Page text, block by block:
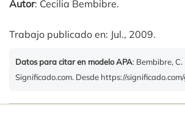
Autor: Cecilia Bembibre.
Trabajo publicado en: Jul., 2009.
Datos para citar en modelo APA: Bembibre,
Significado.com. Desde https://